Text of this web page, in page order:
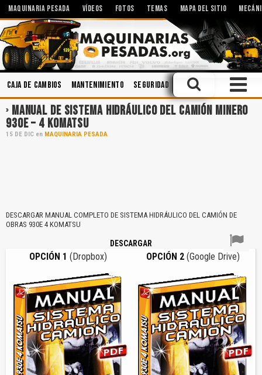
MAQUINARIA PESADA VÍDEOS FOTOS TEMAS MAPA DEL SITIO
Caja de Cambios Mantenimiento Seguridad Sistemas Hidráulicos
MANUAL DE SISTEMA HIDRÁULICO DEL CAMIÓN MINERO
930E – 4 KOMATSU
15 DE DIC en MAQUINARIA PESADA
DESCARGAR MANUAL COMPLETO DE SISTEMA HIDRÁULICO DEL CAMIÓN DE
OBRAS 930E 4 KOMATSU
DESCARGAR
OPCIÓN 1 (Dropbox) OPCIÓN 2 (Google Drive)